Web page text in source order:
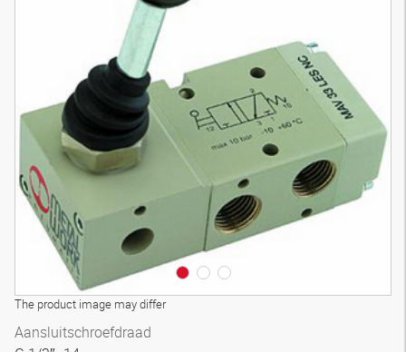
The product image may differ
3D-model
Aansluitschroefdraad